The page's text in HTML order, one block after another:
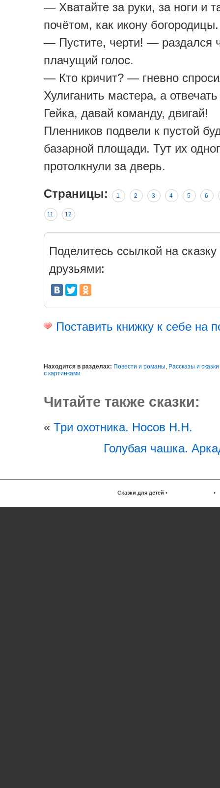
— Хватайте за руки, за ноги и
почётом, как икону богородицы.
— Пустите, черти! — раздался
плачущий голос.
— Кто кричит? — гневно
Хулиганить мастера, а
Гейка, давай команду, двигай!
Пленников подвели к пустой
базарной площади. Тут их
протолкнули за дверь.
Страницы: 1 2 3 4 5 6
11 12
Поделитесь ссылкой на сказку
друзьями:
Поставить книжку к себе на
Находится в разделах: Повести и романы, Рассказы и
с картинками
Читайте также сказки:
« Три охотника. Носов Н.Н.
Голубая чашка.
Сказки для детей • •